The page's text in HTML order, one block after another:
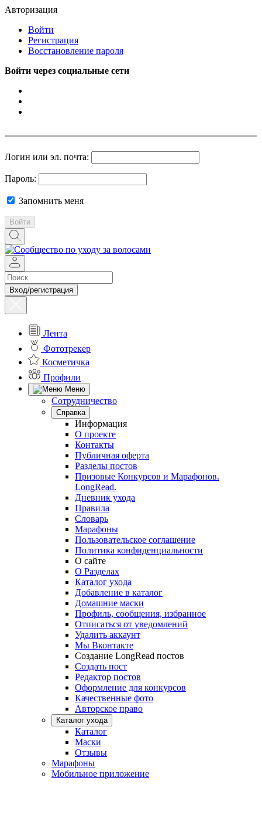
Авторизация
Войти
Регистрация
Восстановление пароля
Войти через социальные сети
Логин или эл. почта:
Пароль:
Запомнить меня
Войти
Вход/регистрация
Лента
Фототрекер
Косметичка
Профили
Меню
Сотрудничество
Справка
Информация
О проекте
Контакты
Публичная оферта
Разделы постов
Призовые Конкурсов и Марафонов.
LongRead.
Дневник ухода
Правила
Словарь
Марафоны
Пользовательское соглашение
Политика конфиденциальности
О сайте
О Разделах
Каталог ухода
Добавление в каталог
Домашние маски
Профиль, сообщения, избранное
Отписаться от уведомлений
Удалить аккаунт
Мы Вконтакте
Создание LongRead постов
Создать пост
Редактор постов
Оформление для конкурсов
Качественные фото
Авторское право
Каталог ухода
Каталог
Маски
Отзывы
Марафоны
Мобильное приложение